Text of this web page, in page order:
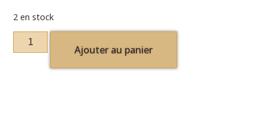
2 en stock
Ajouter au panier